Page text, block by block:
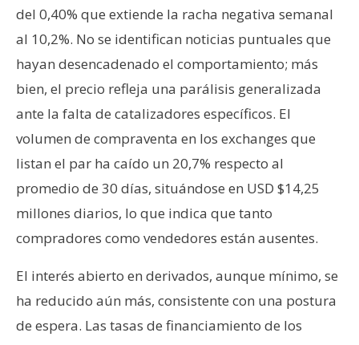
del 0,40% que extiende la racha negativa semanal
al 10,2%. No se identifican noticias puntuales que
hayan desencadenado el comportamiento; más
bien, el precio refleja una parálisis generalizada
ante la falta de catalizadores específicos. El
volumen de compraventa en los exchanges que
listan el par ha caído un 20,7% respecto al
promedio de 30 días, situándose en USD $14,25
millones diarios, lo que indica que tanto
compradores como vendedores están ausentes.
El interés abierto en derivados, aunque mínimo, se
ha reducido aún más, consistente con una postura
de espera. Las tasas de financiamiento de los